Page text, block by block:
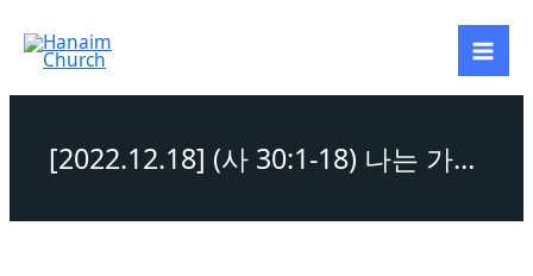
content
[2022.12.18] (사 30:1-18) 나는 가짜다